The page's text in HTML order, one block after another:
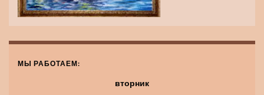
МЫ РАБОТАЕМ:
вторник